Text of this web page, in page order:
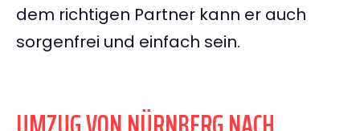
dem richtigen Partner kann er auch
sorgenfrei und einfach sein.